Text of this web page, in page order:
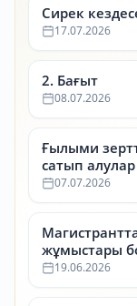
Сирек
17.07.2026
2. Бағыт
08.07.2026
Ғылыми
сатып алулар
07.07.2026
жұмыстары
19.06.2026